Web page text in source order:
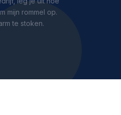
mijn rommel op.
te stoken.